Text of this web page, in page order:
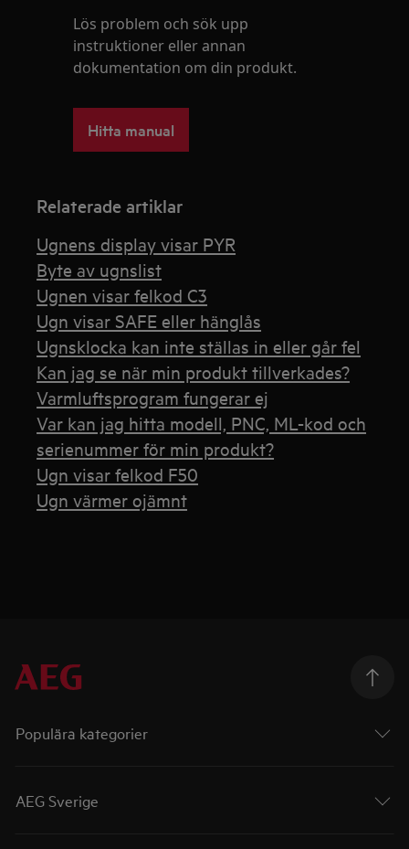
Lös problem och sök upp
instruktioner eller annan
dokumentation om din produkt.
Hitta manual
Relaterade artiklar
Ugnens display visar PYR
Byte av ugnslist
Ugnen visar felkod C3
Ugn visar SAFE eller hänglås
Ugnsklocka kan inte ställas in eller går fel
Kan jag se när min produkt tillverkades?
Varmluftsprogram fungerar ej
Var kan jag hitta modell, PNC, ML-kod och
serienummer för min produkt?
Ugn visar felkod F50
Ugn värmer ojämnt
Populära kategorier
AEG Sverige